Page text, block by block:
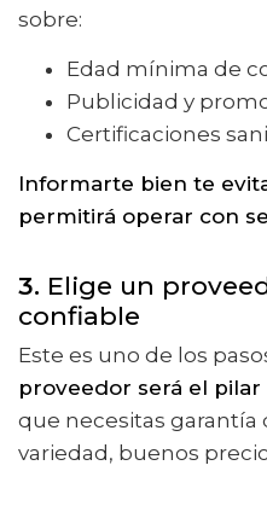
sobre:
Edad mínima de
Publicidad y
Certificaciones
Informarte bien te
permitirá operar con
3. Elige un
confiable
Este es uno de los
proveedor será el
que necesitas garantía
variedad, buenos